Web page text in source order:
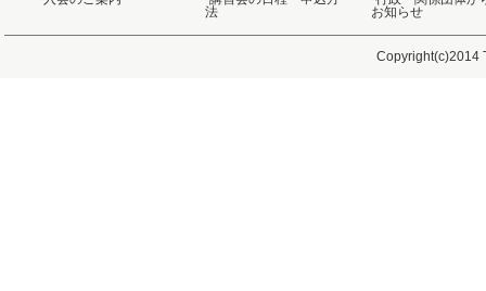
法
お知らせ
Copyright(c)2014